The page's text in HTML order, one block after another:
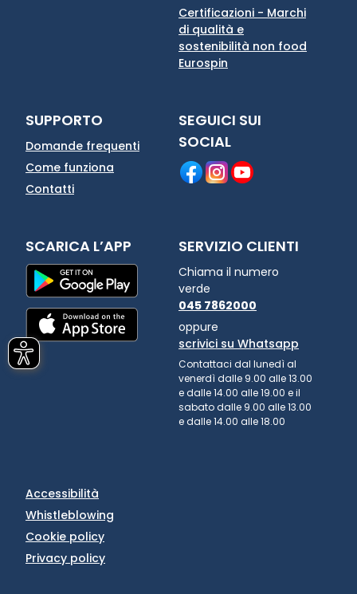
Certificazioni - Marchi
di qualità e
sostenibilità non food
Eurospin
SUPPORTO
Domande frequenti
Come funziona
Contatti
SEGUICI SUI
SOCIAL
SCARICA L’APP SERVIZIO CLIENTI
Chiama il numero
verde
045 7862000
oppure
scrivici su Whatsapp
Contattaci dal lunedì al
venerdì dalle 9.00 alle 13.00
e dalle 14.00 alle 19.00 e il
sabato dalle 9.00 alle 13.00
e dalle 14.00 alle 18.00
Accessibilità
Whistleblowing
Cookie policy
Privacy policy